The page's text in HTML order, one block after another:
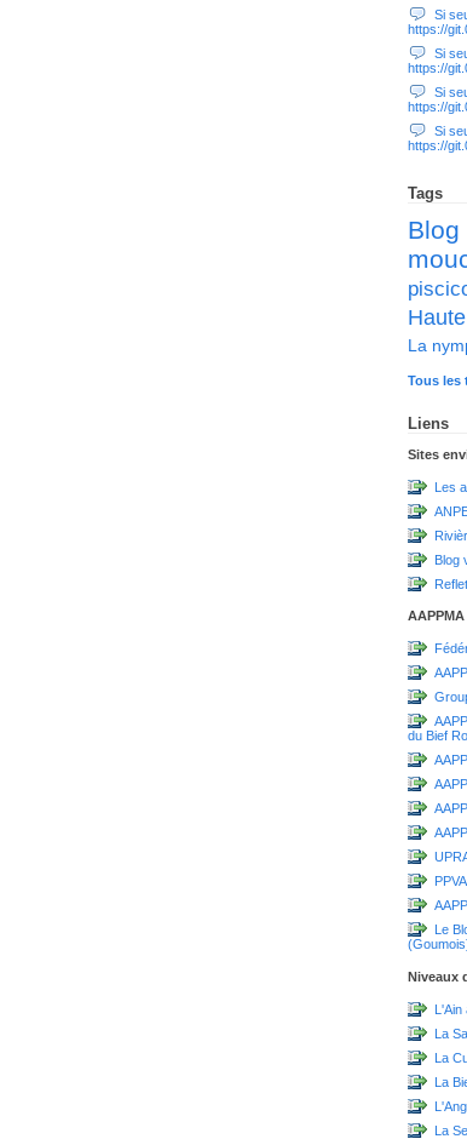
Si
https://
Si
https://
Si
https://
Si
https://
Tags
La
Tous les
Liens
Sites
Les
Blog
AAPPMA
du Bief
PPVA
Le
Niveaux
L'Ain
La
La
La
La